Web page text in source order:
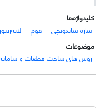
کلیدواژه‌ها
سازه ساندویچی
فوم
موضوعات
روش های ساخت قطعات و